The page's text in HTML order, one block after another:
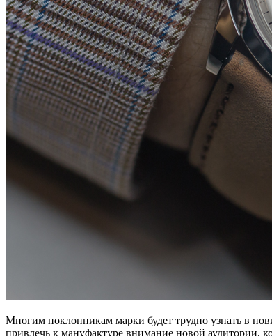
Многим поклонникам марки будет трудно узнать в
привлечь к мануфактуре внимание новой аудитории,